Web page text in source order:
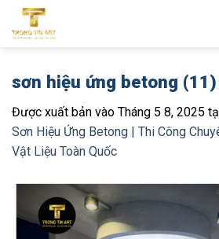
qua
sơn hiệu ứng betong (11)
Được xuất bản vào Tháng 5 8, 2025
Sơn Hiệu Ứng Betong | Thi Công
Vật Liệu Toàn Quốc